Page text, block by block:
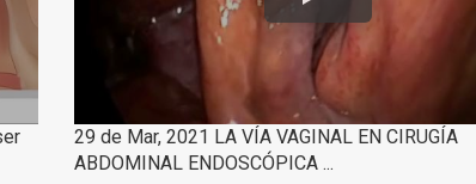
29 de Mar, 2021 LA VÍA VAGINAL EN CIRUGÍA
ABDOMINAL ENDOSCÓPICA ...